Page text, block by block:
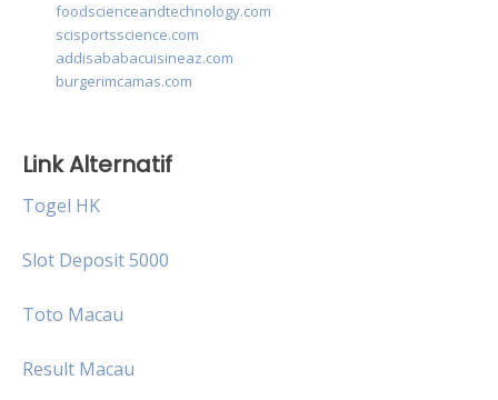
foodscienceandtechnology.com
scisportsscience.com
addisababacuisineaz.com
burgerimcamas.com
Link Alternatif
Togel HK
Slot Deposit 5000
Toto Macau
Result Macau